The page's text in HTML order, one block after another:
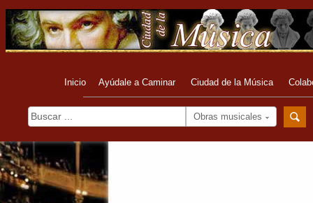
Inicio Ayúdale a Caminar Ciudad de la Música
Obras musicales